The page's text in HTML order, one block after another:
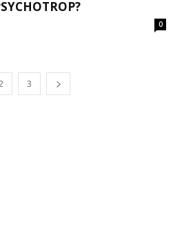
0
3